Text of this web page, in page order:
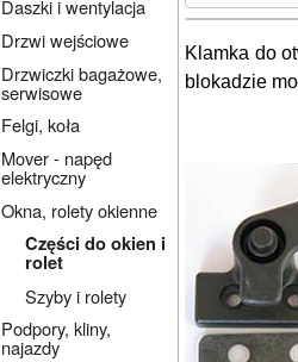
Daszki i wentylacja
Drzwi wejściowe
Drzwiczki bagażowe,
serwisowe
Felgi, koła
Mover - napęd
elektryczny
Okna, rolety okienne
Części do okien i
rolet
Szyby i rolety
Podpory, kliny,
najazdy
Klamka do
blokadzie